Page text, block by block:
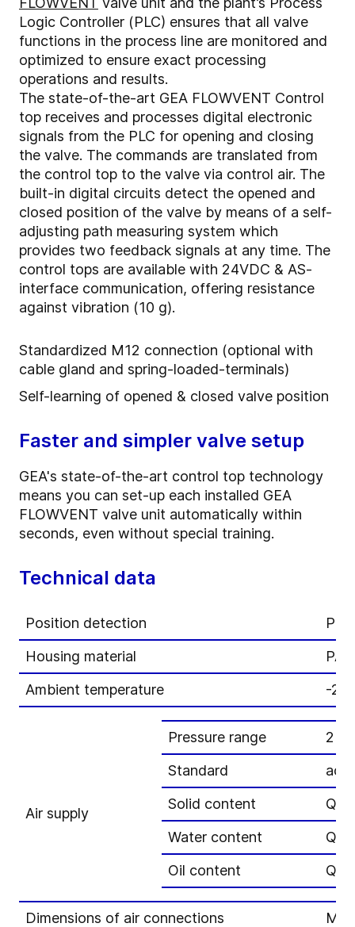
Logic Controller (PLC) ensures that all valve
functions in the process line are monitored and
optimized to ensure exact processing
operations and results.
The state-of-the-art GEA FLOWVENT Control
top receives and processes digital electronic
signals from the PLC for opening and closing
the valve. The commands are translated from
the control top to the valve via control air. The
built-in digital circuits detect the opened and
closed position of the valve by means of a self-
adjusting path measuring system which
provides two feedback signals at any time. The
control tops are available with 24VDC & AS-
interface communication, offering resistance
against vibration (10 g).
Standardized M12 connection (optional with
cable gland and spring-loaded-terminals)
Self-learning of opened & closed valve position
Faster and simpler valve setup
GEA's state-of-the-art control top technology
means you can set-up each installed GEA
FLOWVENT valve unit automatically within
seconds, even without special training.
Technical data
Position detection
Housing material
Ambient temperature
-20
Air supply
Pressure range
2 to
Standard
Solid content
Water content
Oil content
Dimensions of air connections